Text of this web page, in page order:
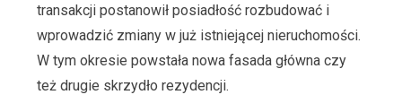
transakcji postanowił posiadłość rozbudować i
wprowadzić zmiany w już istniejącej nieruchomości.
W tym okresie powstała nowa fasada główna czy
też drugie skrzydło rezydencji.